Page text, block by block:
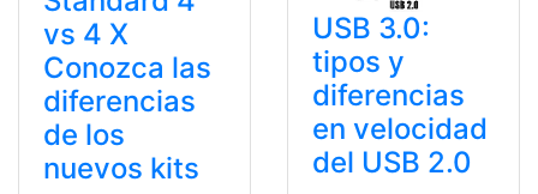
vs 4 X
Conozca las
diferencias
de los
nuevos kits
USB 3.0:
tipos y
diferencias
en velocidad
del USB 2.0